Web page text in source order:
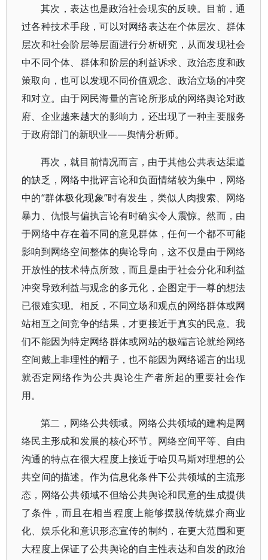
其次，表达也是政治社会现实的反映。目前，通
过各种技术手段，可以对网络表达在个体层次、群体
层次和社会阶层等层面进行分析研究，从而发现社会
中不同个体、群体和阶层的利益诉求、政治态度和政
策取向，也可以发现不同价值观念、政治立场的冲突
和对立。由于网民海量的言论所形成的网络舆论对政
府、企业越来越大的影响力，还出现了一种主要服务
于政府部门的新职业——舆情分析师。
再次，就目前情况而言，由于其他公共表达渠道
的缺乏，网络中批评言论和负面情绪较为集中，网络
中的“群体极化现象”时有发生，类似人肉搜索、网络
暴力、仇恨与偏执言论有时确实令人震惊。然而，由
于网络中存在着不同的意见群体，任何一个都不可能
影响到网络空间整体的舆论导向，这不仅是由于网络
开放性的技术特点所致，而且是由于社会分化和利益
冲突导致利益与观念的多元化，企图定于一尊的想法
已很难实现。相反，不同立场和观点的网络群体或网
站相互之间竞争的结果，才更接近于真实的民意。我
们不能因为特定网络群体或网站的极端言论就给网络
空间戴上非理性的帽子，也不能因为网络谣言的出现
就否定网络作为公共舆论生产者所起的重要社会作
用。
第二，网络公共领域。网络公共领域的建构是网
络民主形成和发展的核心环节。网络空间平等、自由
沟通的特点在很大程度上接近于哈贝马斯对理想的公
共空间的描述。作为信息化条件下公共领域的主流形
态，网络公共领域不但给公共舆论和民意的生成提供
了条件，而且在相当程度上能够摆脱传统媒介商业
化、娱乐化和意识形态宣传的制约，在更大范围和更
大程度上保证了公共舆论的自主性表达和自发的政治